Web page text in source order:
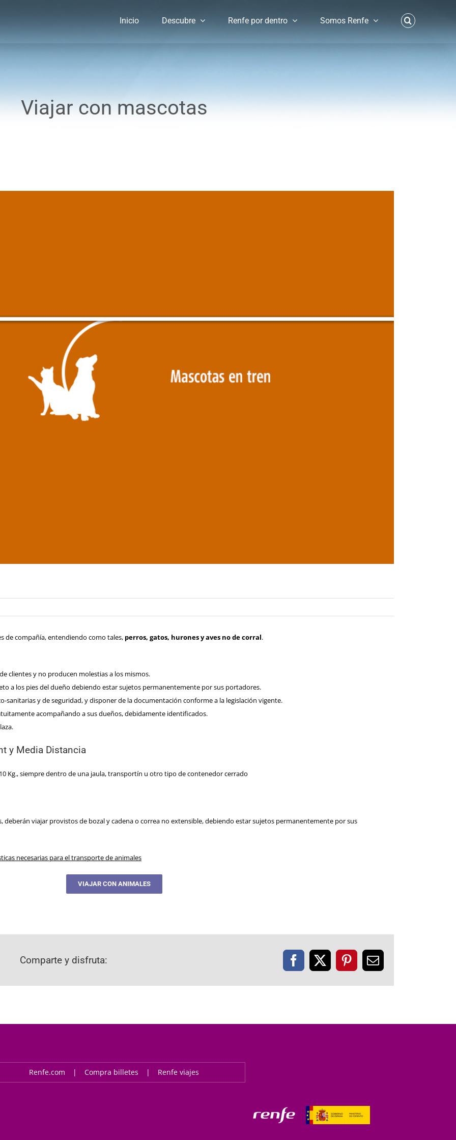
Inicio Descubre Renfe por dentro Somos Renfe
Viajar con mascotas
de compañía, entendiendo como tales, perros, gatos, hurones y aves no de corral.
clientes y no producen molestias a los mismos.
a los pies del dueño debiendo estar sujetos permanentemente por sus portadores.
sanitarias y de seguridad, y disponer de la documentación conforme a la legislación vigente.
acompañando a sus dueños, debidamente identificados.
y Media Distancia
Kg., siempre dentro de una jaula, transportín u otro tipo de contenedor cerrado
deberán viajar provistos de bozal y cadena o correa no extensible, debiendo estar sujetos permanentemente por sus
necesarias para el transporte de animales
VIAJAR CON ANIMALES
Comparte y disfruta: Facebook
X PinterestCorreo
Renfe.com Compra billetes Renfe viajes